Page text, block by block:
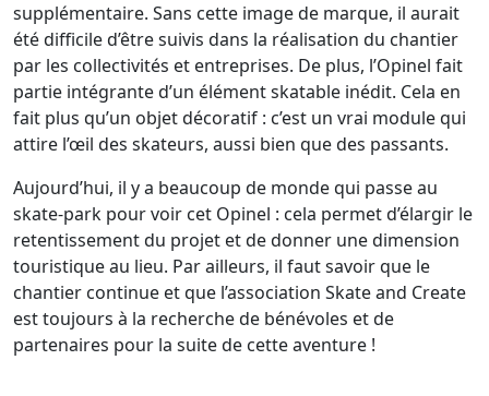
supplémentaire. Sans cette image de marque, il aurait
été difficile d’être suivis dans la réalisation du chantier
par les collectivités et entreprises. De plus, l’Opinel fait
partie intégrante d’un élément skatable inédit. Cela en
fait plus qu’un objet décoratif : c’est un vrai module qui
attire l’œil des skateurs, aussi bien que des passants.
Aujourd’hui, il y a beaucoup de monde qui passe au
skate-park pour voir cet Opinel : cela permet d’élargir le
retentissement du projet et de donner une dimension
touristique au lieu. Par ailleurs, il faut savoir que le
chantier continue et que l’association Skate and Create
est toujours à la recherche de bénévoles et de
partenaires pour la suite de cette aventure !